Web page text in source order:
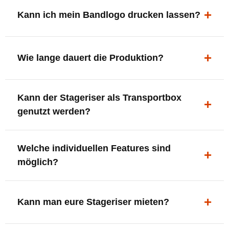
ergonomisch, sicher und gut sichtbar.
Kann ich mein Bandlogo drucken lassen?
deine Bühne, deine Marke.
Wie lange dauert die Produktion?
innerhalb Deutschlands kostenfrei.
Kann der Stageriser als Transportbox
genutzt werden?
oder Zubehör nutzen.
Welche individuellen Features sind
möglich?
XLR-Brücke / Schnittstelle
Setlist-Clip
Kann man eure Stageriser mieten?